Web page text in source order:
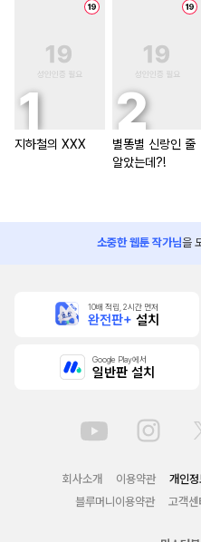
지하철의 XXX
별똥별 신랑인 줄
알았는데?!
소중한 웹툰 작가님을
10배 적립, 2시간 먼저
완전판+ 설치
Google Play에서
일반판 설치
회사소개 이용약관 개인
블루머니이용약관
고객센